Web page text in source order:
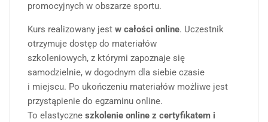
promocyjnych w obszarze sportu.
Kurs realizowany jest w całości online. Uczestnik
otrzymuje dostęp do materiałów
szkoleniowych, z którymi zapoznaje się
samodzielnie, w dogodnym dla siebie czasie
i miejscu. Po ukończeniu materiałów możliwe jest
przystąpienie do egzaminu online.
To elastyczne szkolenie online z certyfikatem i